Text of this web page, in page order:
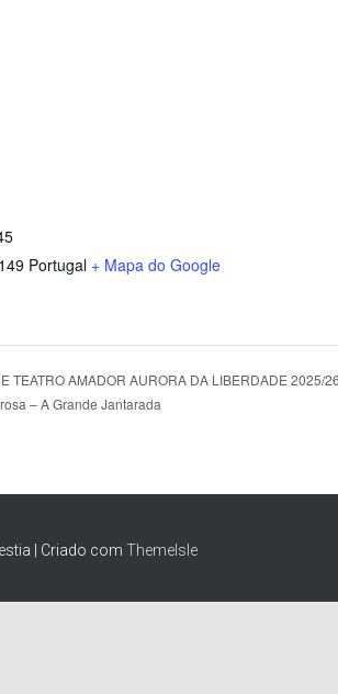
Portugal + Mapa do Google
TEATRO AMADOR AURORA DA LIBERDADE 2025/
– A Grande Jantarada
| Criado com ThemeIsle